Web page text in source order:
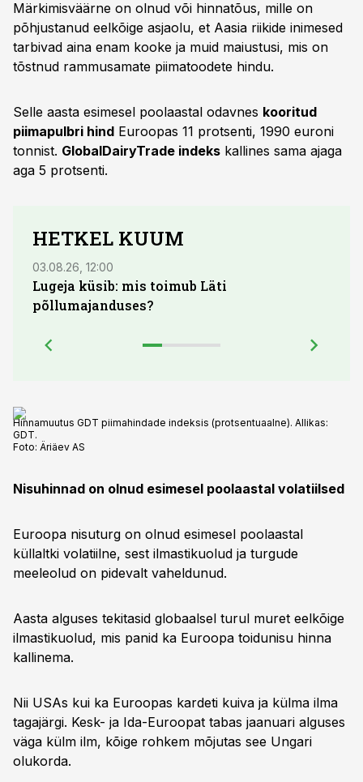
Märkimisväärne on olnud või hinnatõus, mille on
põhjustanud eelkõige asjaolu, et Aasia riikide inimesed
tarbivad aina enam kooke ja muid maiustusi, mis on
tõstnud rammusamate piimatoodete hindu.
Selle aasta esimesel poolaastal odavnes kooritud
piimapulbri hind Euroopas 11 protsenti, 1990 euroni
tonnist. GlobalDairyTrade indeks kallines sama ajaga
aga 5 protsenti.
HETKEL KUUM
03.08.26, 12:00
Lugeja küsib: mis toimub Läti
põllumajanduses?
Hinnamuutus GDT piimahindade indeksis (protsentuaalne). Allikas:
GDT.
Foto: Äriäev AS
Nisuhinnad on olnud esimesel poolaastal volatiilsed
Euroopa nisuturg on olnud esimesel poolaastal
küllaltki volatiilne, sest ilmastikuolud ja turgude
meeleolud on pidevalt vaheldunud.
Aasta alguses tekitasid globaalsel turul muret eelkõige
ilmastikuolud, mis panid ka Euroopa toidunisu hinna
kallinema.
Nii USAs kui ka Euroopas kardeti kuiva ja külma ilma
tagajärgi. Kesk- ja Ida-Euroopat tabas jaanuari alguses
väga külm ilm, kõige rohkem mõjutas see Ungari
olukorda.